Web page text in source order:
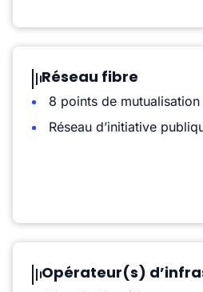
Réseau fibre
8 points de mutualisation
Réseau d’initiative
Opérateur(s)